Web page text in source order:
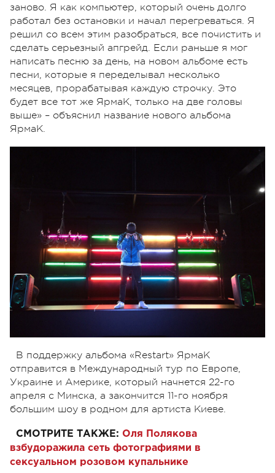
заново. Я как компьютер, который очень долго
работал без остановки и начал перегреваться. Я
решил со всем этим разобраться, все почистить и
сделать серьезный апгрейд. Если раньше я мог
написать песню за день, на новом альбоме есть
песни, которые я переделывал несколько
месяцев, прорабатывая каждую строчку. Это
будет все тот же ЯрмаК, только на две головы
выше» – объяснил название нового альбома
ЯрмаК.
В поддержку альбома «Restart» ЯрмаК
отправится в Международный тур по Европе,
Украине и Америке, который начнется 22-го
апреля с Минска, а закончится 11-го ноября
большим шоу в родном для артиста Киеве.
СМОТРИТЕ ТАКЖЕ: Оля Полякова
взбудоражила сеть фотографиями в
сексуальном розовом купальнике